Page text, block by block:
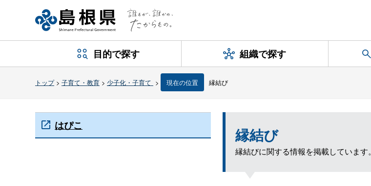
目的で探す 組織で探す
トップ> 子育て・教育 > 少子化・子育て > 現在の位置 縁結び
縁結び
縁結びに関する情報を掲載しています。
はぴこ